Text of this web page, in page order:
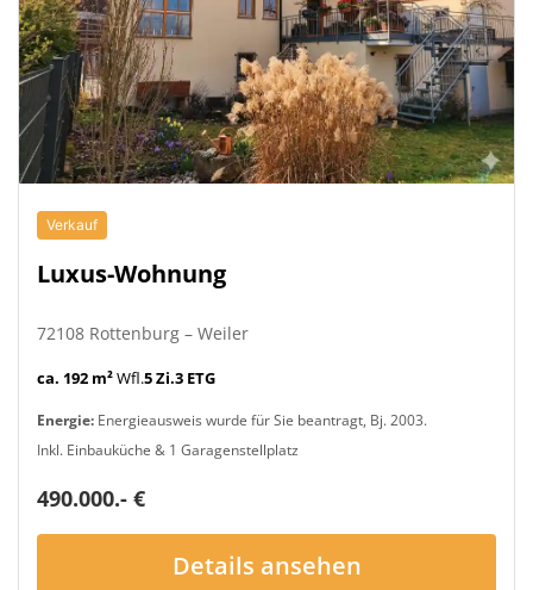
Verkauf
Luxus-Wohnung
72108 Rottenburg – Weiler
ca. 192 m²Wfl.5 Zi.3 ETG
Energie: Energieausweis wurde für Sie beantragt, Bj. 2003.
Inkl. Einbauküche & 1 Garagenstellplatz
490.000.- €
Details ansehen